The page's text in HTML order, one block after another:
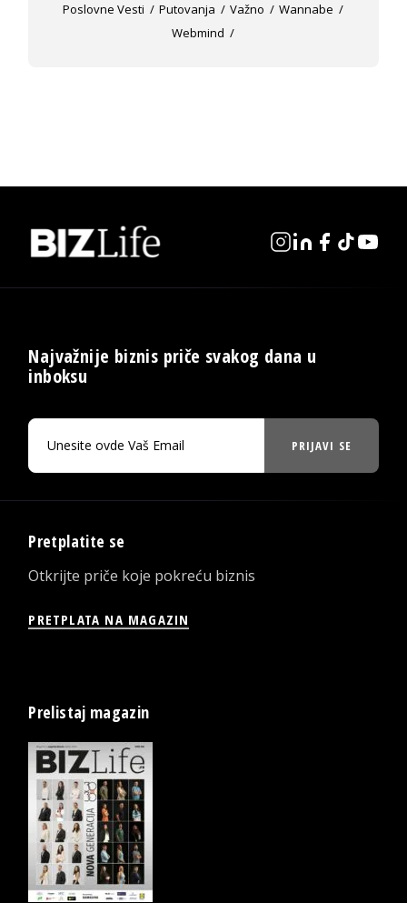
Poslovne Vesti
Putovanja Važno
Wannabe
Webmind
Najvažnije biznis priče svakog dana u
inboksu
PRIJAVI SE
Pretplatite se
Otkrijte priče koje pokreću biznis
PRETPLATA NA MAGAZIN
Prelistaj magazin